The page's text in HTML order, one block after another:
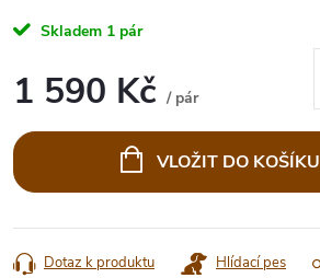
Skladem 1 pár
1 590 Kč / pár
cena:
VLOŽIT DO KOŠÍKU
Dotaz k produktu Hlídací pes